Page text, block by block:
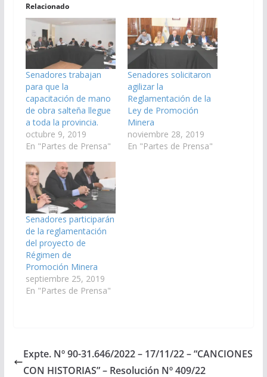
Relacionado
Senadores trabajan
para que la
capacitación de mano
de obra salteña llegue
a toda la provincia.
octubre 9, 2019
En "Partes de Prensa"
Senadores solicitaron
agilizar la
Reglamentación de la
Ley de Promoción
Minera
noviembre 28, 2019
En "Partes de Prensa"
Senadores participarán
de la reglamentación
del proyecto de
Régimen de
Promoción Minera
septiembre 25, 2019
En "Partes de Prensa"
Expte. Nº 90-31.646/2022 – 17/11/22 – “CANCIONES
CON HISTORIAS” – Resolución Nº 409/22